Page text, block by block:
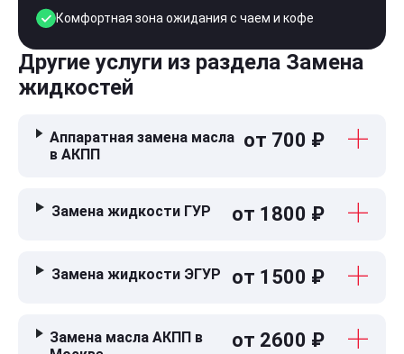
Комфортная зона ожидания с чаем и кофе
Другие услуги из раздела Замена
жидкостей
Аппаратная замена масла
в АКПП
от 700 ₽
Замена жидкости ГУР от 1800 ₽
Замена жидкости ЭГУР от 1500 ₽
Замена масла АКПП в
от 2600 ₽